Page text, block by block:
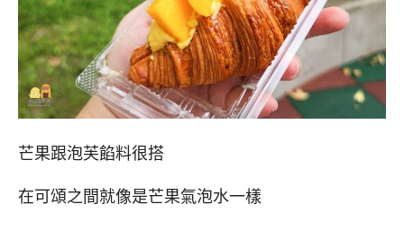
芒果跟泡芙餡料很搭
在可頌之間就像是芒果氣泡水一樣